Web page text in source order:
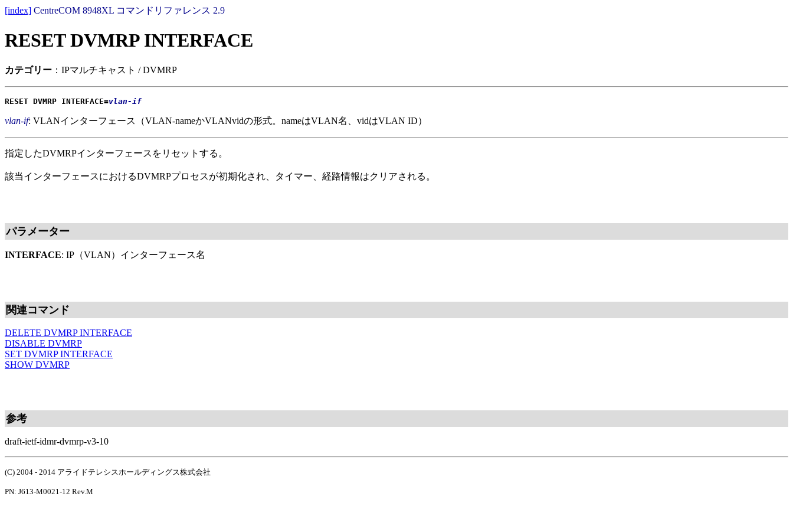
[index] CentreCOM 8948XL コマンドリファレンス 2.9
RESET DVMRP INTERFACE
カテゴリー ：IPマルチキャスト / DVMRP
RESET DVMRP INTERFACE=vlan-if
vlan-if: VLANインターフェース（VLAN-nameかVLANvidの形式。nameはVLAN名、vidはVLAN ID）
指定したDVMRPインターフェースをリセットする。
該当インターフェースにおけるDVMRPプロセスが初期化され、タイマー、経路情報はクリアされる。
パラメーター
INTERFACE: IP（VLAN）インターフェース名
関連コマンド
DELETE DVMRP INTERFACE
DISABLE DVMRP
SET DVMRP INTERFACE
SHOW DVMRP
参考
draft-ietf-idmr-dvmrp-v3-10
(C) 2004 - 2014 アライドテレシスホールディングス株式会社
PN: J613-M0021-12 Rev.M